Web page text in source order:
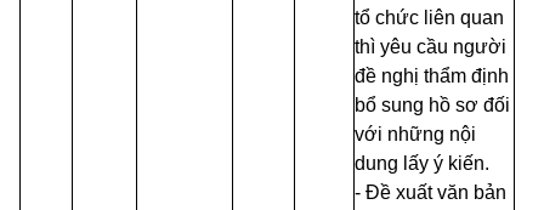
tổ chức liên quan
thì yêu cầu người
đề nghị thẩm định
bổ sung hồ sơ đối
với những nội
dung lấy ý kiến.
- Đề xuất văn bản